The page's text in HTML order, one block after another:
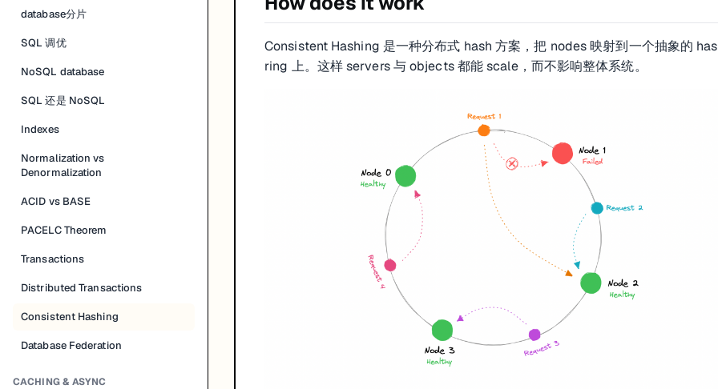
database分片
SQL 调优
NoSQL database
SQL 还是 NoSQL
Indexes
Normalization vs
Denormalization
ACID vs BASE
PACELC Theorem
Transactions
Distributed Transactions
Consistent Hashing
Database Federation
CACHING & ASYNC
Consistent Hashing 是一种分布式 hash 方案，把 nodes 映射到一个抽象的
ring 上。这样 servers 与 objects 都能 scale，而不影响整体系统。